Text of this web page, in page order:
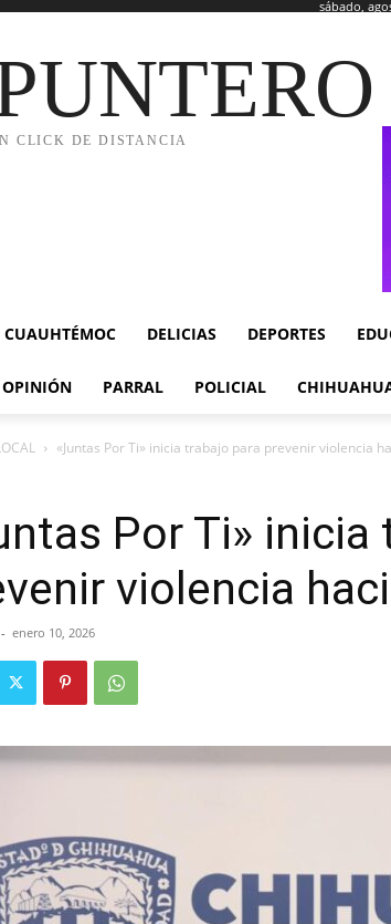
sábado,
CLICK DE DISTANCIA
CUAUHTÉMOC DELICIAS DEPORTES
OPINIÓN PARRAL POLICIAL
«Juntas Por Ti» inicia trabajo para prevenir violencia
Por Ti» inicia
violencia
- enero 10, 2026